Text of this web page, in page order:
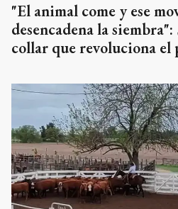
"El animal come y ese
desencadena la
collar que revoluciona el